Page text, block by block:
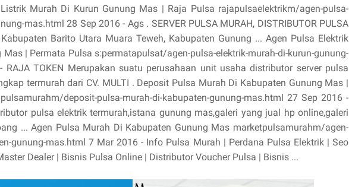
Murah Di Kurun Gunung Mas | Raja Pulsa rajapulsaelektrikm/agen-pulsa-
mas.html 28 Sep 2016 - Ags . SERVER PULSA MURAH, DISTRIBUTOR PULSA
Kabupaten Barito Utara Muara Teweh, Kabupaten Gunung ... Agen Pulsa Elektrik
Mas | Permata Pulsa s:permatapulsat/agen-pulsa-elektrik-murah-di-kurun-gunung-
TOKEN Merupakan suatu perusahaan unit usaha distributor server pulsa
termurah dari CV. MULTI . Deposit Pulsa Murah Di Kabupaten Gunung Mas |
deposit-pulsa-murah-di-kabupaten-gunung-mas.html 27 Sep 2016 -
pulsa elektrik termurah,istana gunung mas,galeri yang jual hp online,galeri
... Agen Pulsa Murah Di Kabupaten Gunung Mas marketpulsamurahm/agen-
gunung-mas.html 7 Mar 2016 - Info Pulsa Murah | Perdana Pulsa Elektrik | Seo
Dealer | Bisnis Pulsa Online | Distributor Voucher Pulsa | Bisnis ...